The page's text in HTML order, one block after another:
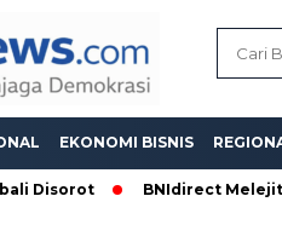
EKONOMI BISNIS
Disorot BNIdirect Melejit!